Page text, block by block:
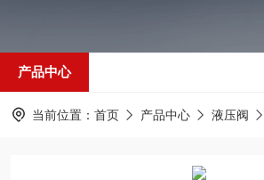
产品中心
当前位置： 首页 产品中心 液压阀